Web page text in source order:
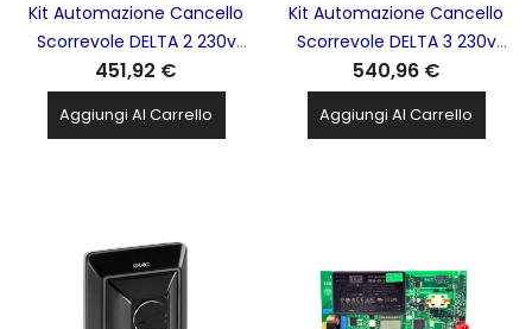
Kit Automazione Cancello
Scorrevole DELTA 2 230v
500kg -Garanzia Italia-
FAAC - 1056303445
451,92 €
Aggiungi Al Carrello
Kit Automazione Cancello
Scorrevole DELTA 3 230v
900kg -Garanzia Italia-
FAAC - 105630445
540,96 €
Aggiungi Al Carrello